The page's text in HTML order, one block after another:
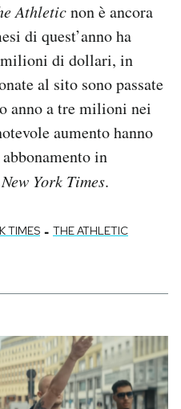
Athleticnon è ancora
di quest’anno ha
milioni di dollari, in
al sito sono passate
anno a tre milioni nei
aumento hanno
in
New York Times.
TIMES - THE ATHLETIC